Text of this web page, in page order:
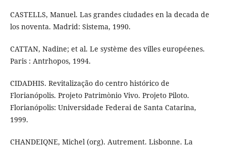
CASTELLS, Manuel. Las grandes ciudades en la decada de
los noventa. Madrid: Sistema, 1990.
CATTAN, Nadine; et al. Le système des villes européenes.
Paris : Antrhopos, 1994.
CIDADHIS. Revitalização do centro histórico de
Florianópolis. Projeto Patrimònio Vivo. Projeto Piloto.
Florianópolis: Universidade Federai de Santa Catarina,
1999.
CHANDEIQNE, Michel (org). Autrement. Lisbonne. La